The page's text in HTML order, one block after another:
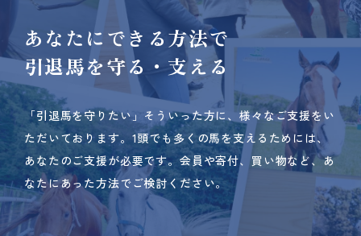
あなたにできる方法で
引退馬を守る・支える
「引退馬を守りたい」そういった方に、様々なご支援をい
ただいております。 1頭でも多くの馬を支えるためには、
あなたのご支援が必要です。 会員や寄付、買い物など、あ
なたにあった方法でご検討ください。